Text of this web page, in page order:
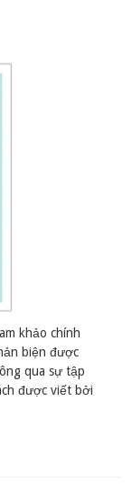
khảo chính
biện được
qua sự tập
được viết bởi